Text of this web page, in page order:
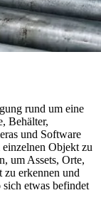
rund um eine
Behälter,
und Software
Objekt zu
um Assets, Orte,
zu erkennen und
sich etwas befindet